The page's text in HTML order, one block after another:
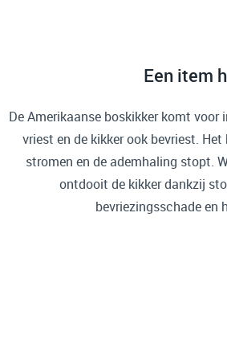
Een item
De Amerikaanse boskikker komt
vriest en de kikker ook bevriest.
stromen en de ademhaling stopt.
ontdooit de kikker dankzij
bevriezingsschade en